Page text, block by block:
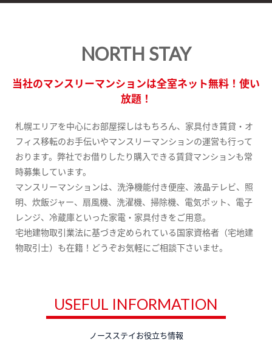
NORTH STAY
当社のマンスリーマンションは全室ネット無料！使い
放題！
札幌エリアを中心にお部屋探しはもちろん、家具付き賃貸・オ
フィス移転のお手伝いやマンスリーマンションの運営も行って
おります。弊社でお借りしたり購入できる賃貸マンションも常
時募集しています。
マンスリーマンションは、洗浄機能付き便座、液晶テレビ、照
明、炊飯ジャー、扇風機、洗濯機、掃除機、電気ポット、電子
レンジ、冷蔵庫といった家電・家具付きをご用意。
宅地建物取引業法に基づき定められている国家資格者（宅地建
物取引士）も在籍！どうぞお気軽にご相談下さいませ。
USEFUL INFORMATION
ノースステイお役立ち情報